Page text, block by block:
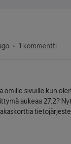
1 kommentti
omille sivuille kun
aukeaa 27.2?